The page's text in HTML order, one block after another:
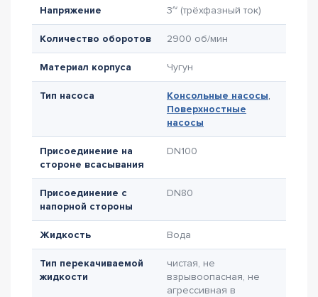
Напряжение 3~ (трёхфазный ток)
Количество оборотов 2900 об/мин
Материал корпуса Чугун
Тип насоса Консольные насосы,
Поверхностные
насосы
Присоединение на
стороне всасывания
DN100
Присоединение с
напорной стороны
DN80
Жидкость Вода
Тип перекачиваемой
жидкости
чистая, не
взрывоопасная, не
агрессивная в